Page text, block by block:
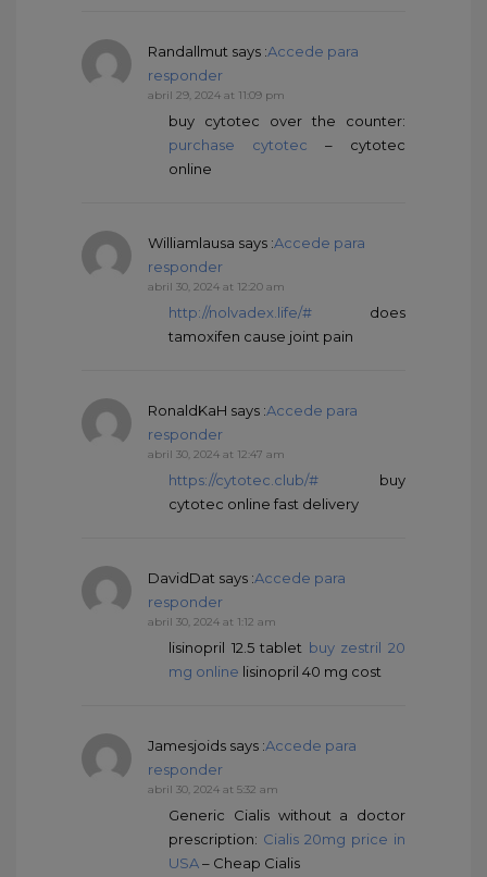
Randallmut says :Accede para
responder
abril 29, 2024 at 11:09 pm
buy cytotec over the counter:
purchase cytotec – cytotec
online
Williamlausa says :Accede para
responder
abril 30, 2024 at 12:20 am
http://nolvadex.life/# does
tamoxifen cause joint pain
RonaldKaH says :Accede para
responder
abril 30, 2024 at 12:47 am
https://cytotec.club/# buy
cytotec online fast delivery
DavidDat says :Accede para
responder
abril 30, 2024 at 1:12 am
lisinopril 12.5 tablet buy zestril 20
mg online lisinopril 40 mg cost
Jamesjoids says :Accede para
responder
abril 30, 2024 at 5:32 am
Generic Cialis without a doctor
prescription: Cialis 20mg price in
USA– Cheap Cialis